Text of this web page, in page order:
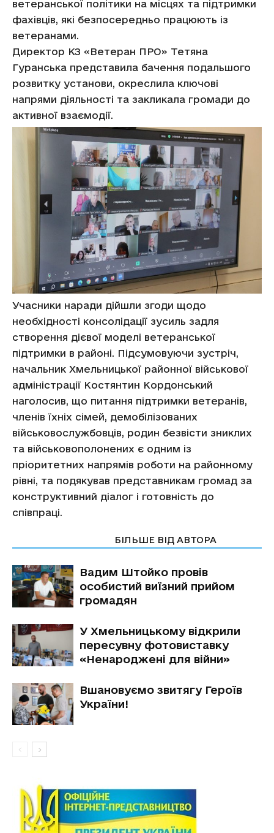
ветеранської політики на місцях та підтримки
фахівців, які безпосередньо працюють із
ветеранами.
Директор КЗ «Ветеран ПРО» Тетяна
Гуранська представила бачення подальшого
розвитку установи, окреслила ключові
напрями діяльності та закликала громади до
активної взаємодії.
Учасники наради дійшли згоди щодо
необхідності консолідації зусиль задля
створення дієвої моделі ветеранської
підтримки в районі. Підсумовуючи зустріч,
начальник Хмельницької районної військової
адміністрації Костянтин Кордонський
наголосив, що питання підтримки ветеранів,
членів їхніх сімей, демобілізованих
військовослужбовців, родин безвісти зниклих
та військовополонених є одним із
пріоритетних напрямів роботи на районному
рівні, та подякував представникам громад за
конструктивний діалог і готовність до
співпраці.
БІЛЬШЕ ВІД АВТОРА
Вадим Штойко провів
особистий виїзний прийом
громадян
У Хмельницькому відкрили
пересувну фотовиставку
«Ненароджені для війни»
Вшановуємо звитягу Героїв
України!